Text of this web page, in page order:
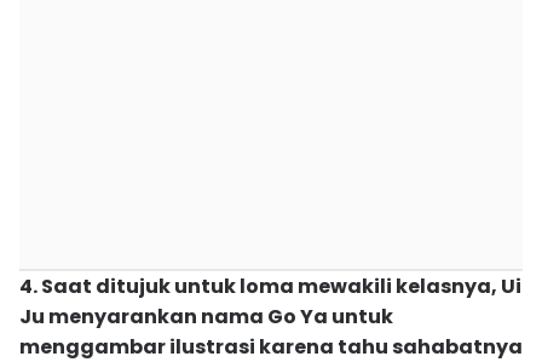
4. Saat ditujuk untuk loma mewakili kelasnya, Ui
Ju menyarankan nama Go Ya untuk
menggambar ilustrasi karena tahu sahabatnya